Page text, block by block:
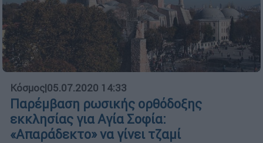
Κόσμος|05.07.2020 14:33
Παρέμβαση ρωσικής ορθόδοξης
εκκλησίας για Αγία Σοφία:
«Απαράδεκτο» να γίνει τζαμί